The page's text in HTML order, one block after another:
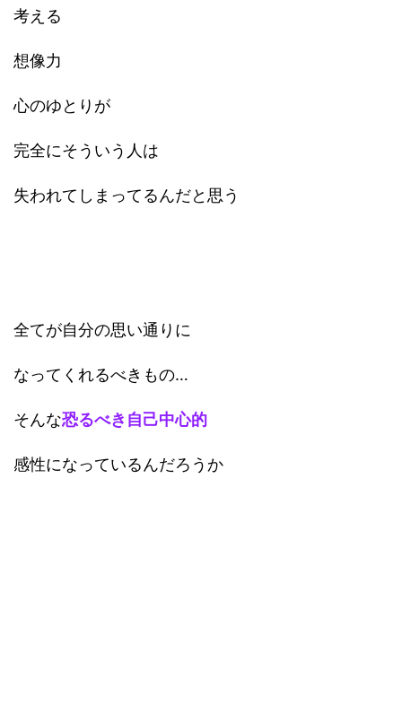
考える
想像力
心のゆとりが
完全にそういう人は
失われてしまってるんだと思う
全てが自分の思い通りに
なってくれるべきもの…
そんな恐るべき自己中心的
感性になっているんだろうか